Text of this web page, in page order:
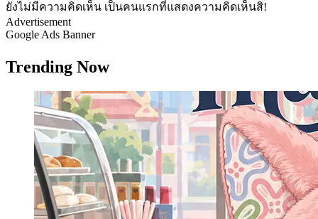
ยังไม่มีความคิดเห็น เป็นคนแรกที่แสดงความคิดเห็นสิ!
Advertisement
Google Ads Banner
Trending Now